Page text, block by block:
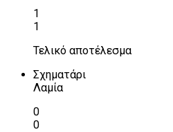
1
1
Τελικό αποτέλεσμα
Σχηματάρι
Λαμία
0
0